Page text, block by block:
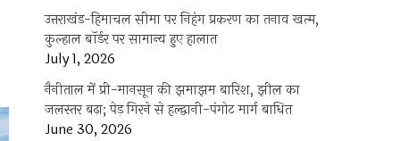
उत्तराखंड-हिमाचल सीमा पर निहंग प्रकरण का तनाव खत्म,
कुल्हाल बॉर्डर पर सामान्य हुए हालात
July 1, 2026
नैनीताल में प्री-मानसून की झमाझम बारिश, झील का
जलस्तर बढ़ा; पेड़ गिरने से हल्द्वानी-पंगोट मार्ग बाधित
June 30, 2026